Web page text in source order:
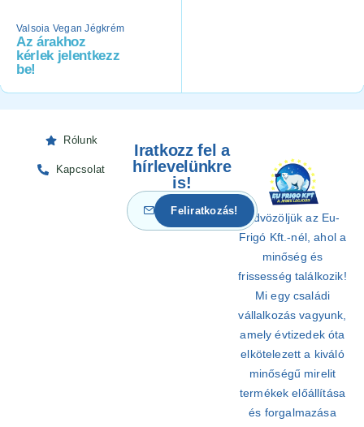
Valsoia Vegan Jégkrém
Az árakhoz
kérlek jelentkezz
be!
Rólunk
Kapcsolat
Üdvözöljük az Eu-
Frigó Kft.-nél, ahol a
minőség és
frissesség találkozik!
Mi egy családi
vállalkozás vagyunk,
amely évtizedek óta
elkötelezett a kiváló
minőségű mirelit
termékek előállítása
és forgalmazása
Iratkozz fel a
hírlevelünkre
is!